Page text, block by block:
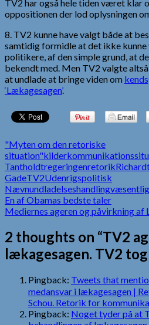
TV2 har også hele tiden været klar
oppositionen der lod oplysningen
8. TV2 kunne have valgt både at
samtidig formidle at det ikke
politikere, af den simple grund, at
bekendt med. Men TV2 valgte
at undlade at bringe viden om
‘Lækagesagen’.
"Myten om den retoriske
situation"kilder
Tantholdtregeringenretorik
GadeTV2Udenrigspolitisk
Nævnundladelseshandling
Indlægsnavigation
En af Obamas bedste taler
Mediernes ageren og påvirkning af
2 thoughts on “TV2
lækagesagen. TV2
Pingback: Tweets that
medansvar i lækagesagen |
Schou. Retorik for
Pingback: Noget tyder på at